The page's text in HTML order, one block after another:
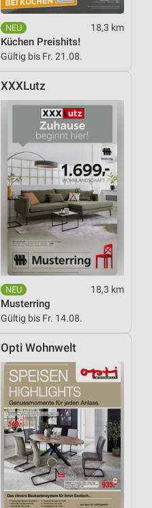
18,3 km
Küchen Preishits!
Gültig bis Fr. 21.08.
XXXLutz
18,3 km
Musterring
Gültig bis Fr. 14.08.
Opti Wohnwelt